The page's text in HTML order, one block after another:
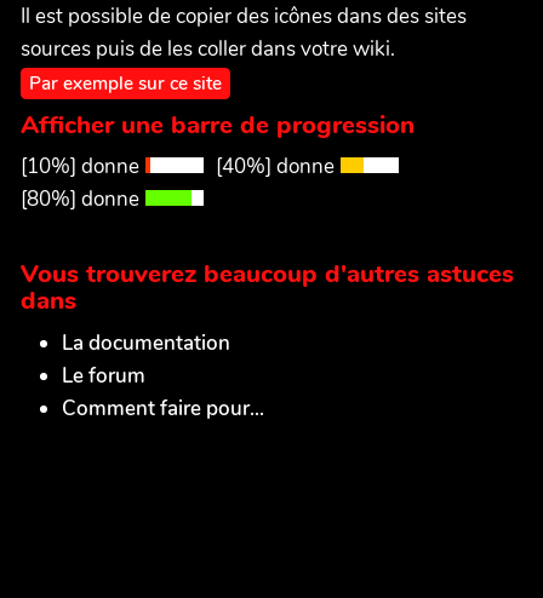
Il est possible de copier des icônes dans des sites
sources puis de les coller dans votre wiki.
Par exemple sur ce site
Afficher une barre de progression
[10%] donne
[40%] donne
[80%] donne
Vous trouverez beaucoup d'autres astuces
dans
La documentation
Le forum
Comment faire pour...